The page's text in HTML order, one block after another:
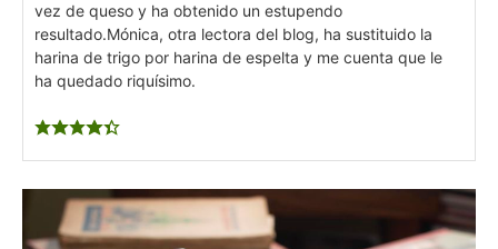
vez de queso y ha obtenido un estupendo
resultado.Mónica, otra lectora del blog, ha sustituido la
harina de trigo por harina de espelta y me cuenta que le
ha quedado riquísimo.